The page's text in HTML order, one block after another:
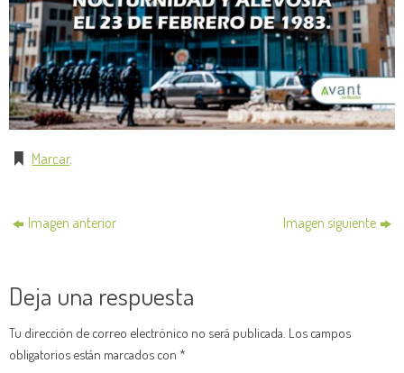
Marcar.
Imagen anterior Imagen siguiente
Deja una respuesta
Tu dirección de correo electrónico no será publicada. Los campos
obligatorios están marcados con *